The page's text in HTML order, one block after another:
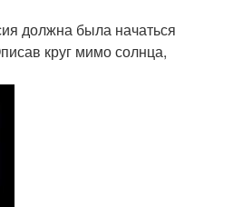
должна была начаться
круг мимо солнца,